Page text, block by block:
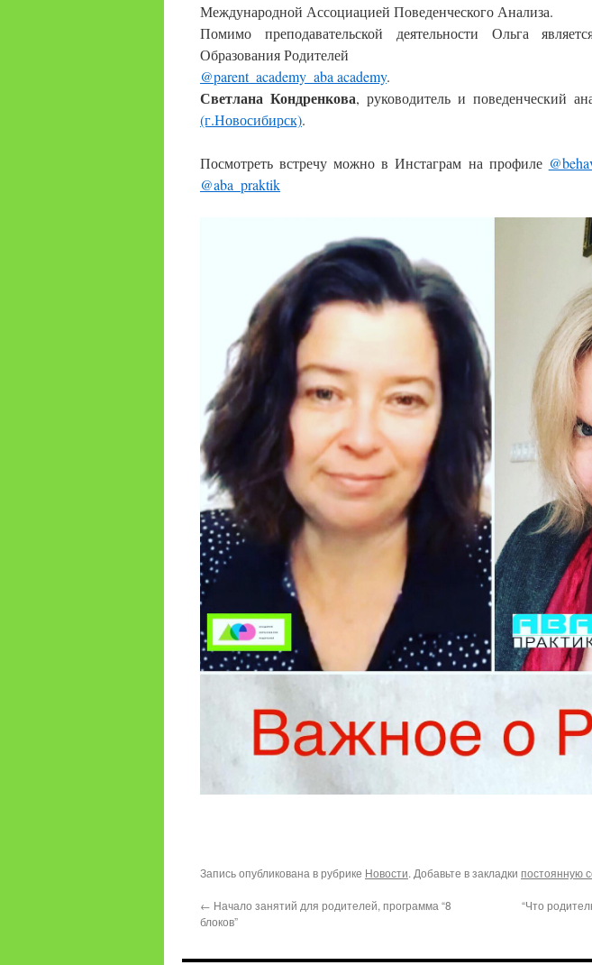
Международной Ассоциацией Поведенческого Анализа.
Помимо преподавательской деятельности Ольга
Образования Родителей
@parent_academy_aba academy.
Светлана Кондренкова, руководитель и поведенческий
(г.Новосибирск).
Посмотреть встречу можно в Инстаграм на профиле
@aba_praktik
Запись опубликована в рубрике Новости. Добавьте в закладки постоянную
← Начало занятий для родителей, программа “8
блоков”
“Что